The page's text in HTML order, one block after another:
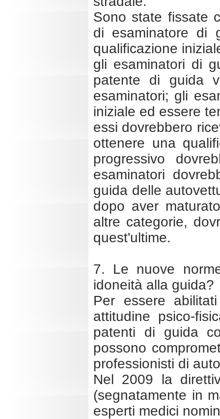
Sono state fissate
di esaminatore di
qualificazione
gli esaminatori di
patente di guida
esaminatori; gli
iniziale ed essere
essi dovrebbero
ottenere una
progressivo
esaminatori
guida delle
dopo aver
altre categorie,
quest'ultime.
7. Le nuove
idoneità alla guida?
Per essere
attitudine psico-
patenti di guida
possono
professionisti di
Nel 2009 la
(segnatamente in
esperti medici